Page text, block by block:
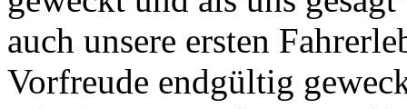
auch unsere ersten
Vorfreude endgültig